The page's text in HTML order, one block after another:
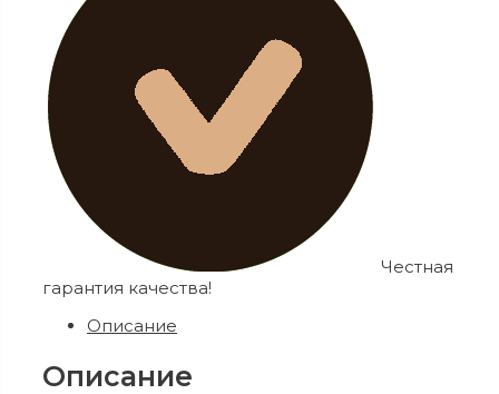
Честная
гарантия качества!
Описание
Описание